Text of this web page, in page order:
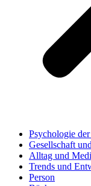
Psychologie
Gesellschaft
Alltag und
Trends und
Person